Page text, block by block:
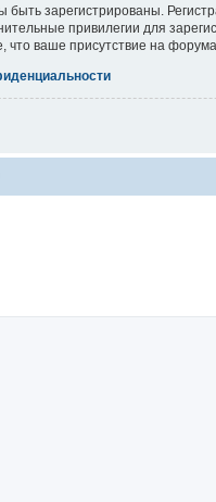
зарегистрированы.
привилегии для
ваше присутствие на